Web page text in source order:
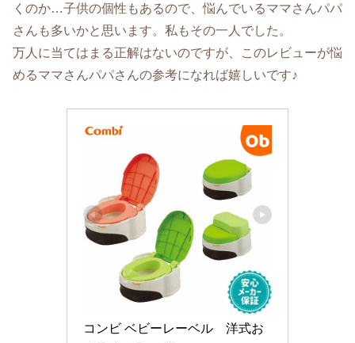
くのか…子供の個性もあるので、悩んでいるママさんパパ
さんも多いかと思います。私もその一人でした。
万人に当てはまる正解はないのですが、このレビューが悩
めるママさんパパさんの参考になれば嬉しいです♪
コンビ ベビーレーベル　洋式お